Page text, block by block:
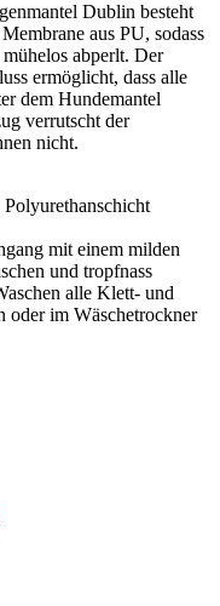
Dublin besteht
aus PU, sodass
abperlt. Der
ermöglicht, dass alle
dem Hundemantel
verrutscht der
nicht.
Polyurethanschicht
mit einem milden
und tropfnass
alle Klett- und
oder im Wäschetrockner